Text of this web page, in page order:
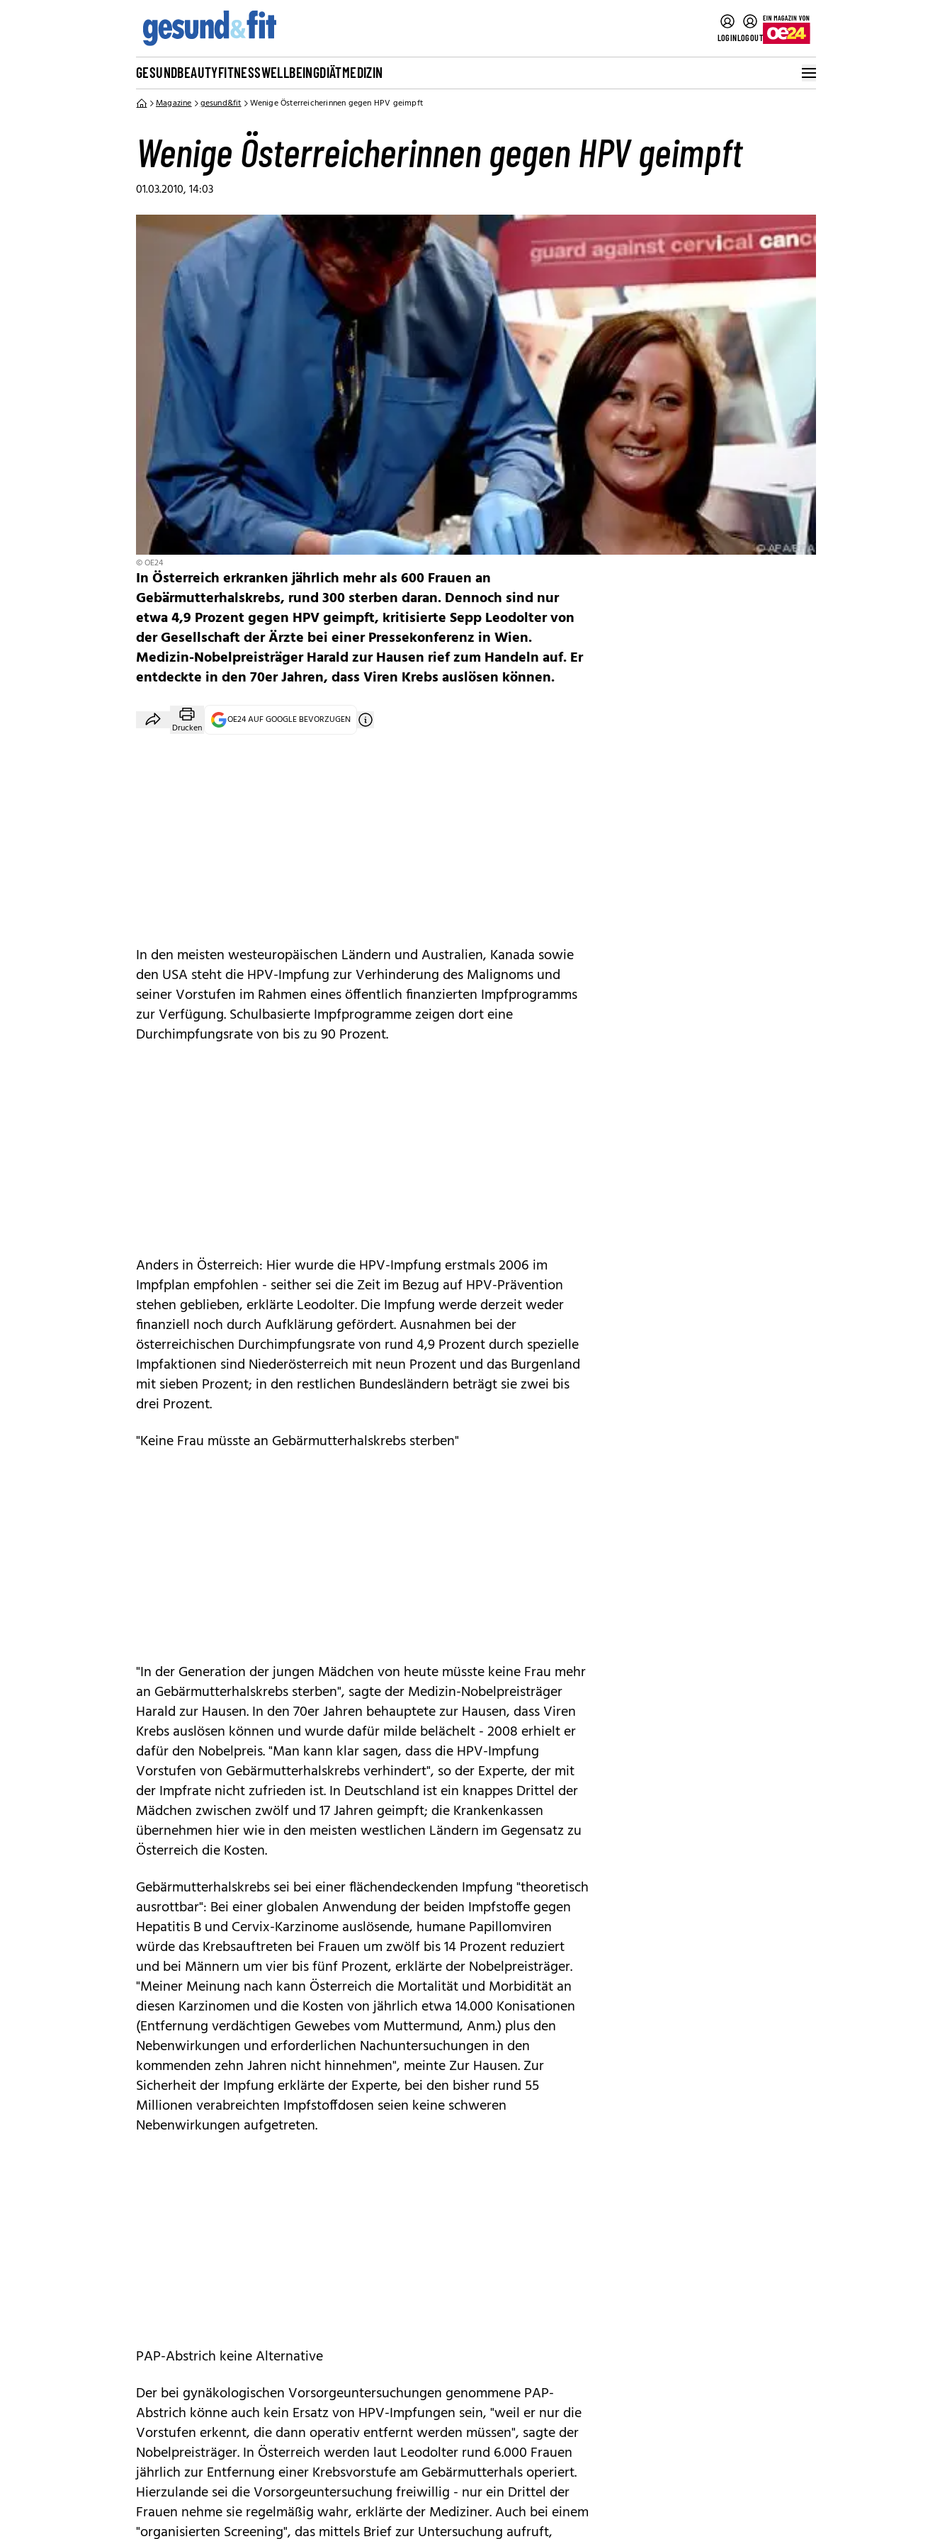
LOGINLOGOUT
GESUNDBEAUTYFITNESSWELLBEINGDIÄTMEDIZIN
Magazine gesund&fit Wenige Österreicherinnen gegen HPV geimpft
Wenige Österreicherinnen gegen HPV geimpft
01.03.2010, 14:03
© OE24
In Österreich erkranken jährlich mehr als 600 Frauen an
Gebärmutterhalskrebs, rund 300 sterben daran. Dennoch sind nur
etwa 4,9 Prozent gegen HPV geimpft, kritisierte Sepp Leodolter von
der Gesellschaft der Ärzte bei einer Pressekonferenz in Wien.
Medizin-Nobelpreisträger Harald zur Hausen rief zum Handeln auf. Er
entdeckte in den 70er Jahren, dass Viren Krebs auslösen können.
Drucken
OE24 AUF GOOGLE BEVORZUGEN
In den meisten westeuropäischen Ländern und Australien, Kanada sowie
den USA steht die HPV-Impfung zur Verhinderung des Malignoms und
seiner Vorstufen im Rahmen eines öffentlich finanzierten Impfprogramms
zur Verfügung. Schulbasierte Impfprogramme zeigen dort eine
Durchimpfungsrate von bis zu 90 Prozent.
Anders in Österreich: Hier wurde die HPV-Impfung erstmals 2006 im
Impfplan empfohlen - seither sei die Zeit im Bezug auf HPV-Prävention
stehen geblieben, erklärte Leodolter. Die Impfung werde derzeit weder
finanziell noch durch Aufklärung gefördert. Ausnahmen bei der
österreichischen Durchimpfungsrate von rund 4,9 Prozent durch spezielle
Impfaktionen sind Niederösterreich mit neun Prozent und das Burgenland
mit sieben Prozent; in den restlichen Bundesländern beträgt sie zwei bis
drei Prozent.
"Keine Frau müsste an Gebärmutterhalskrebs sterben"
"In der Generation der jungen Mädchen von heute müsste keine Frau mehr
an Gebärmutterhalskrebs sterben", sagte der Medizin-Nobelpreisträger
Harald zur Hausen. In den 70er Jahren behauptete zur Hausen, dass Viren
Krebs auslösen können und wurde dafür milde belächelt - 2008 erhielt er
dafür den Nobelpreis. "Man kann klar sagen, dass die HPV-Impfung
Vorstufen von Gebärmutterhalskrebs verhindert", so der Experte, der mit
der Impfrate nicht zufrieden ist. In Deutschland ist ein knappes Drittel der
Mädchen zwischen zwölf und 17 Jahren geimpft; die Krankenkassen
übernehmen hier wie in den meisten westlichen Ländern im Gegensatz zu
Österreich die Kosten.
Gebärmutterhalskrebs sei bei einer flächendeckenden Impfung "theoretisch
ausrottbar": Bei einer globalen Anwendung der beiden Impfstoffe gegen
Hepatitis B und Cervix-Karzinome auslösende, humane Papillomviren
würde das Krebsauftreten bei Frauen um zwölf bis 14 Prozent reduziert
und bei Männern um vier bis fünf Prozent, erklärte der Nobelpreisträger.
"Meiner Meinung nach kann Österreich die Mortalität und Morbidität an
diesen Karzinomen und die Kosten von jährlich etwa 14.000 Konisationen
(Entfernung verdächtigen Gewebes vom Muttermund, Anm.) plus den
Nebenwirkungen und erforderlichen Nachuntersuchungen in den
kommenden zehn Jahren nicht hinnehmen", meinte Zur Hausen. Zur
Sicherheit der Impfung erklärte der Experte, bei den bisher rund 55
Millionen verabreichten Impfstoffdosen seien keine schweren
Nebenwirkungen aufgetreten.
PAP-Abstrich keine Alternative
Der bei gynäkologischen Vorsorgeuntersuchungen genommene PAP-
Abstrich könne auch kein Ersatz von HPV-Impfungen sein, "weil er nur die
Vorstufen erkennt, die dann operativ entfernt werden müssen", sagte der
Nobelpreisträger. In Österreich werden laut Leodolter rund 6.000 Frauen
jährlich zur Entfernung einer Krebsvorstufe am Gebärmutterhals operiert.
Hierzulande sei die Vorsorgeuntersuchung freiwillig - nur ein Drittel der
Frauen nehme sie regelmäßig wahr, erklärte der Mediziner. Auch bei einem
"organisierten Screening", das mittels Brief zur Untersuchung aufruft,